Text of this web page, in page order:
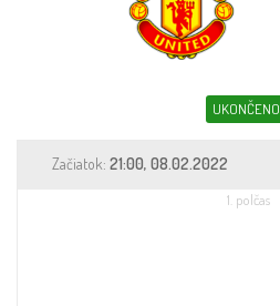
UKONČENO
Začiatok: 21:00, 08.02.2022
1. polčas